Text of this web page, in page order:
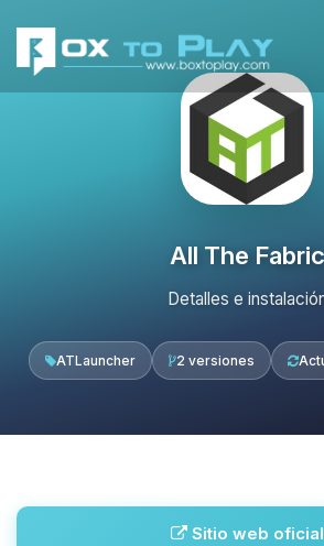
All The Fabric
Detalles e
ATLauncher 2 versiones
Sitio web oficial